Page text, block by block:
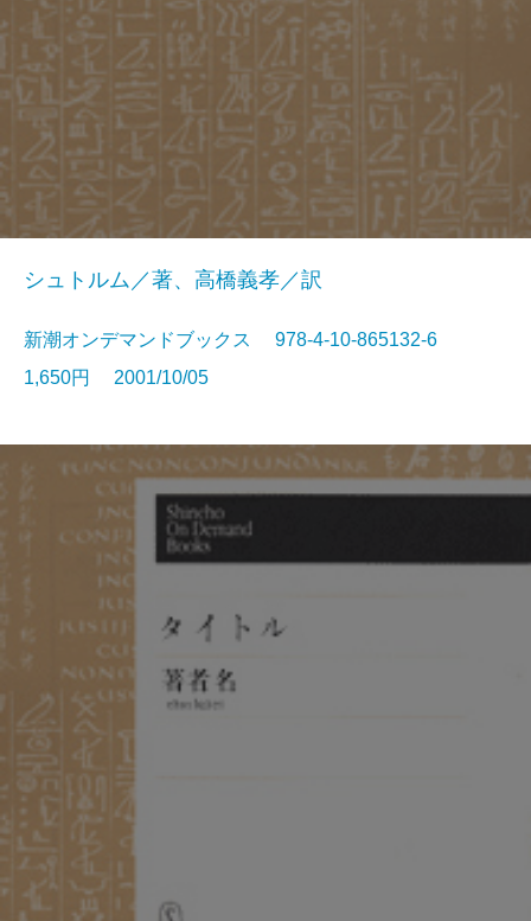
シュトルム／著、高橋義孝／訳
新潮オンデマンドブックス 978-4-10-865132-6
1,650円 2001/10/05